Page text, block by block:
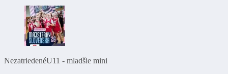
NezatriedenéU11 - mladšie mini